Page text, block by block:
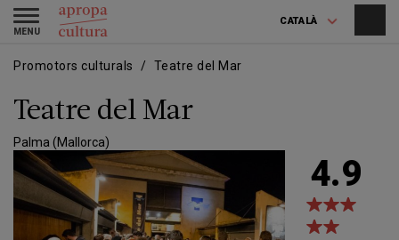
Vés
contingut
Skip
main
CATALÀ
Toggle
navigation
Promotors culturals Teatre del Mar
Teatre del Mar
Palma (Mallorca)
4.9